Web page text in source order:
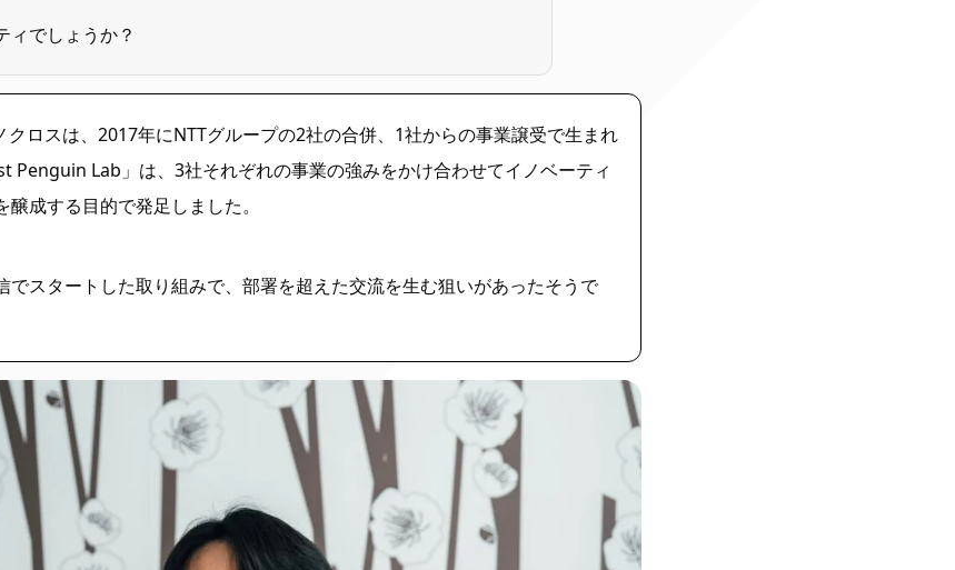
ィでしょうか？
クロスは、2017年にNTTグループの2社の合併、1社からの事業譲受で生まれ
Penguin Lab」は、3社それぞれの事業の強みをかけ合わせてイノベーティ
醸成する目的で発足しました。
でスタートした取り組みで、部署を超えた交流を生む狙いがあったそうで